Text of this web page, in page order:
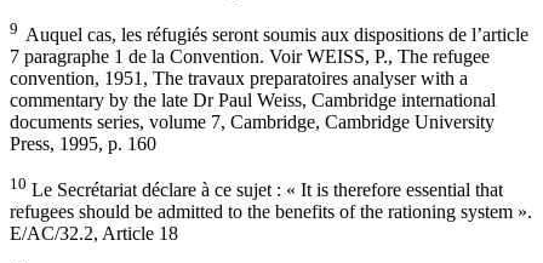
9 Auquel cas, les réfugiés seront soumis aux dispositions de l’article
7 paragraphe 1 de la Convention. Voir WEISS, P., The refugee
convention, 1951, The travaux preparatoires analyser with a
commentary by the late Dr Paul Weiss, Cambridge international
documents series, volume 7, Cambridge, Cambridge University
Press, 1995, p. 160
10 Le Secrétariat déclare à ce sujet : « It is therefore essential that
refugees should be admitted to the benefits of the rationing system ».
E/AC/32.2, Article 18